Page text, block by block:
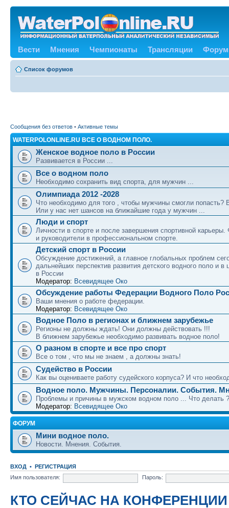
Вести Мнения Чемпионаты Трансляции Форум
Список форумов
Сообщения без ответов • Активные темы
WATERPOLONLINE.RU ВСЕ О ВОДНОМ ПОЛО.
Женское водное поло в России
Развивается в России ...
Все о водном поло
Необходимо сохранить вид спорта, для мужчин ...
Олимпиада 2012 -2028
Что необходимо для того , чтобы мужчины смогли попасть?
Или у нас нет шансов на ближайшие года у мужчин ...
Люди и спорт
Личности в спорте и после завершения спортивной карьеры.
и руководители в профессиональном спорте.
Детский спорт в России
Обсуждение достижений, а главное глобальных проблем
дальнейших перспектив развития детского водного поло и в
в России
Модератор: Всевидящее Око
Обсуждение работы Федерации Водного Поло
Ваши мнения о работе федерации.
Модератор: Всевидящее Око
Водное Поло в регионах и ближнем зарубежье
Регионы не должны ждать! Они должны действовать !!!
В ближнем зарубежье необходимо развивать водное поло!
О разном в спорте и все про спорт
Все о том , что мы не знаем , а должны знать!
Судейство в России
Как вы оцениваете работу судейского корпуса? И что
Водное поло. Мужчины. Персоналии. События.
Проблемы и причины в мужском водном поло ... Что делать ?
Модератор: Всевидящее Око
ФОРУМ
Мини водное поло.
Новости. Мнения. События.
ВХОД • РЕГИСТРАЦИЯ
Имя пользователя:
Пароль:
КТО СЕЙЧАС НА КОНФЕРЕНЦИИ